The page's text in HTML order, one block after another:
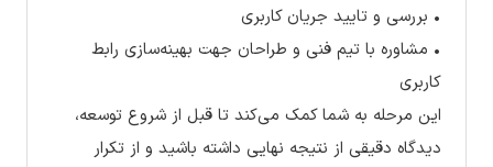
• بررسی و تایید جریان کاربری
• مشاوره با تیم فنی و طراحان جهت بهینه‌سازی رابط
کاربری
این مرحله به شما کمک می‌کند تا قبل از شروع توسعه،
دیدگاه دقیقی از نتیجه نهایی داشته باشید و از تکرار